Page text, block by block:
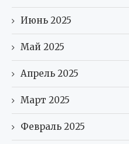
Июнь 2025
Май 2025
Апрель 2025
Март 2025
Февраль 2025